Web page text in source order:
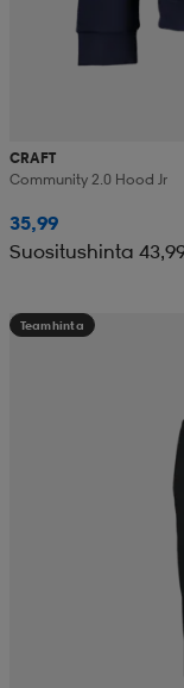
CRAFT
Community 2.0 Hood Jr
35,99
Suositushinta
Teamhinta